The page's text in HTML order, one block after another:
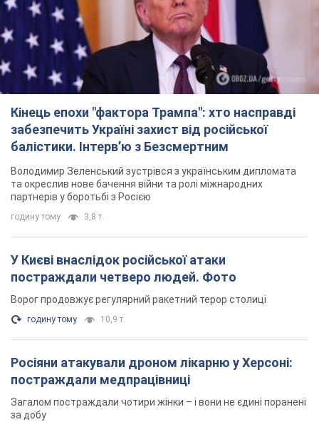
Кінець епохи "фактора Трампа": хто насправді
забезпечить Україні захист від російської
балістики. Інтерв’ю з Безсмертним
Володимир Зеленський зустрівся з українським дипломата
та окреслив нове бачення війни та ролі міжнародних
партнерів у боротьбі з Росією
годину тому 3,8 т.
У Києві внаслідок російської атаки
постраждали четверо людей. Фото
Ворог продовжує регулярний ракетний терор столиці
годину тому 10,9 т.
Росіяни атакували дроном лікарню у Херсоні:
постраждали медпрацівниці
Загалом постраждали чотири жінки – і вони не єдині поранені
за добу